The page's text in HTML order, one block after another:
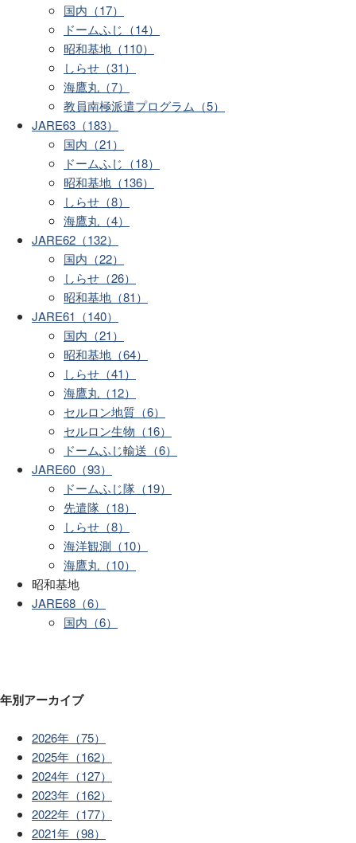
国内（17）
ドームふじ（14）
昭和基地（110）
しらせ（31）
海鷹丸（7）
教員南極派遣プログラム（5）
JARE63（183）
国内（21）
ドームふじ（18）
昭和基地（136）
しらせ（8）
海鷹丸（4）
JARE62（132）
国内（22）
しらせ（26）
昭和基地（81）
JARE61（140）
国内（21）
昭和基地（64）
しらせ（41）
海鷹丸（12）
セルロン地質（6）
セルロン生物（16）
ドームふじ輸送（6）
JARE60（93）
ドームふじ隊（19）
先遣隊（18）
しらせ（8）
海洋観測（10）
海鷹丸（10）
昭和基地
JARE68（6）
国内（6）
年別アーカイブ
2026年（75）
2025年（162）
2024年（127）
2023年（162）
2022年（177）
2021年（98）